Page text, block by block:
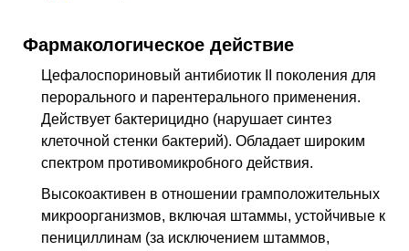
Фармакологическое действие
Цефалоспориновый антибиотик II поколения для
перорального и парентерального применения.
Действует бактерицидно (нарушает синтез
клеточной стенки бактерий). Обладает широким
спектром противомикробного действия.
Высокоактивен в отношении грамположительных
микроорганизмов, включая штаммы, устойчивые к
пенициллинам (за исключением штаммов,